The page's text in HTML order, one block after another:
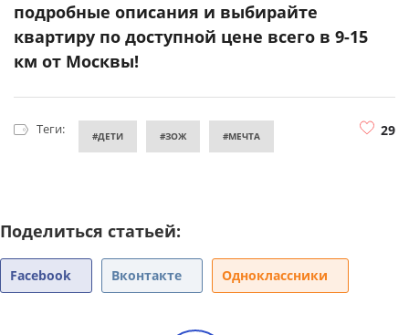
подробные описания и выбирайте
квартиру по доступной цене всего в 9-15
км от Москвы!
Теги: #ДЕТИ #ЗОЖ #МЕЧТА 29
Поделиться статьей:
Facebook Вконтакте Одноклассники